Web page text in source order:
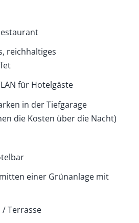
reichhaltiges
für Hotelgäste
in der Tiefgarage
die Kosten über die Nacht)
einer Grünanlage mit
Terrasse